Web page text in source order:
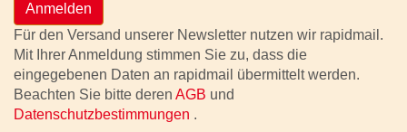
Anmelden
Für den Versand unserer Newsletter nutzen wir rapidmail.
Mit Ihrer Anmeldung stimmen Sie zu, dass die
eingegebenen Daten an rapidmail übermittelt werden.
Beachten Sie bitte deren AGB und
Datenschutzbestimmungen .